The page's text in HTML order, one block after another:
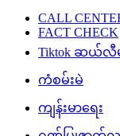
CALL
FACT CHECK
Tiktok ဆယ်လီမ
ကံစမ်းမဲ
ကျန်းမာရေး